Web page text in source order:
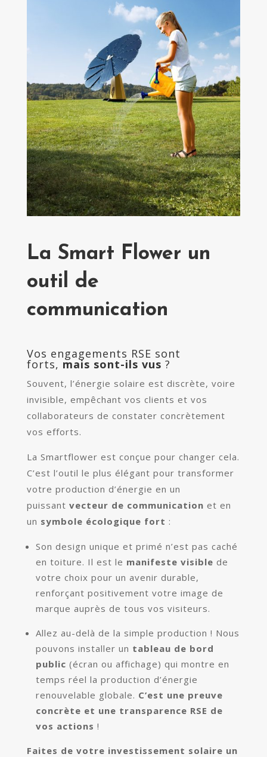
La Smart Flower un
outil de
communication
Vos engagements RSE sont
forts, mais sont-ils vus ?
Souvent, l’énergie solaire est discrète, voire
invisible, empêchant vos clients et vos
collaborateurs de constater concrètement
vos efforts.
La Smartflower est conçue pour changer cela.
C’est l’outil le plus élégant pour transformer
votre production d’énergie en un
puissant vecteur de communication et en
un symbole écologique fort :
Son design unique et primé n’est pas caché
en toiture. Il est le manifeste visible de
votre choix pour un avenir durable,
renforçant positivement votre image de
marque auprès de tous vos visiteurs.
Allez au-delà de la simple production ! Nous
pouvons installer un tableau de bord
public (écran ou affichage) qui montre en
temps réel la production d’énergie
renouvelable globale. C’est une preuve
concrète et une transparence RSE de
vos actions !
Faites de votre investissement solaire un